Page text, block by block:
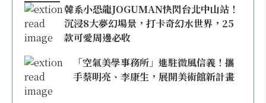
韓系小恐龍JOGUMAN快閃台北中山站！
沉浸8大夢幻場景，打卡奇幻水世界，25
款可愛周邊必收
「空氣美學事務所」進駐微風信義！攜
手蔡明亮、李康生，展開美術館新計畫